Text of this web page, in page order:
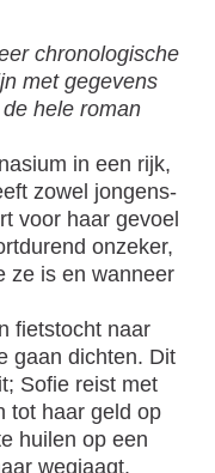
chronologische
met gegevens
hele roman
in een rijk,
zowel jongens-
voor haar gevoel
onzeker,
ze is en wanneer
fietstocht naar
gaan dichten. Dit
Sofie reist met
tot haar geld op
huilen op een
wegjaagt.